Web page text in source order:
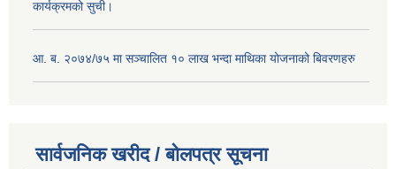
कार्यक्रमको सुची।
आ. ब. २०७४/७५ मा सञ्चालित १० लाख भन्दा माथिका योजनाको बिवरणहरु
सार्वजनिक खरीद / बोलपत्र सूचना